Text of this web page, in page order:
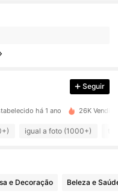
Seguir
há 1 ano 26K
igual a foto (1000+)
e Decoração Beleza e